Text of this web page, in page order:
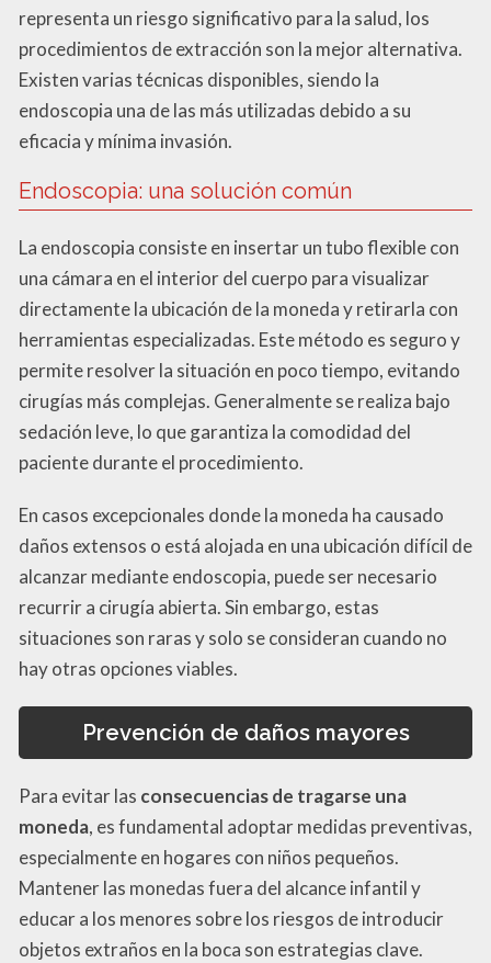
representa un riesgo significativo para la salud, los
procedimientos de extracción son la mejor alternativa.
Existen varias técnicas disponibles, siendo la
endoscopia una de las más utilizadas debido a su
eficacia y mínima invasión.
Endoscopia: una solución común
La endoscopia consiste en insertar un tubo flexible con
una cámara en el interior del cuerpo para visualizar
directamente la ubicación de la moneda y retirarla con
herramientas especializadas. Este método es seguro y
permite resolver la situación en poco tiempo, evitando
cirugías más complejas. Generalmente se realiza bajo
sedación leve, lo que garantiza la comodidad del
paciente durante el procedimiento.
En casos excepcionales donde la moneda ha causado
daños extensos o está alojada en una ubicación difícil de
alcanzar mediante endoscopia, puede ser necesario
recurrir a cirugía abierta. Sin embargo, estas
situaciones son raras y solo se consideran cuando no
hay otras opciones viables.
Prevención de daños mayores
Para evitar las consecuencias de tragarse una
moneda, es fundamental adoptar medidas preventivas,
especialmente en hogares con niños pequeños.
Mantener las monedas fuera del alcance infantil y
educar a los menores sobre los riesgos de introducir
objetos extraños en la boca son estrategias clave.